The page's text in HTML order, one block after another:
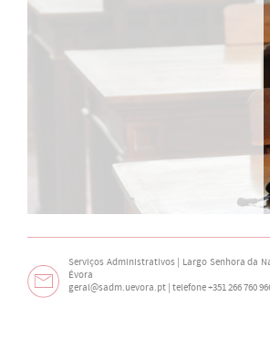
Serviços Administrativos | Largo Senhora da
Évora
geral@sadm.uevora.pt | telefone +351 266 760